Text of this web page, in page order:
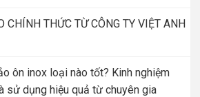
CHÍNH THỨC TỪ CÔNG TY VIỆT ANH
ôn inox loại nào tốt? Kinh nghiệm
sử dụng hiệu quả từ chuyên gia